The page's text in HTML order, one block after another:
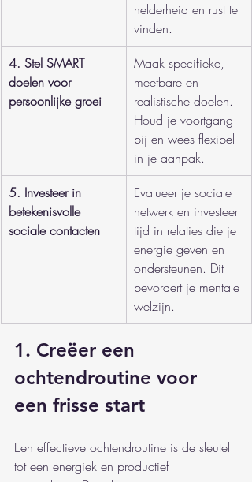
helderheid en rust te
vinden.
4. Stel SMART
doelen voor
persoonlijke groei
Maak specifieke,
meetbare en
realistische doelen.
Houd je voortgang
bij en wees flexibel
in je aanpak.
5. Investeer in
betekenisvolle
sociale contacten
Evalueer je sociale
netwerk en investeer
tijd in relaties die je
energie geven en
ondersteunen. Dit
bevordert je mentale
welzijn.
1. Creëer een
ochtendroutine voor
een frisse start
Een effectieve ochtendroutine is de sleutel
tot een energiek en productief